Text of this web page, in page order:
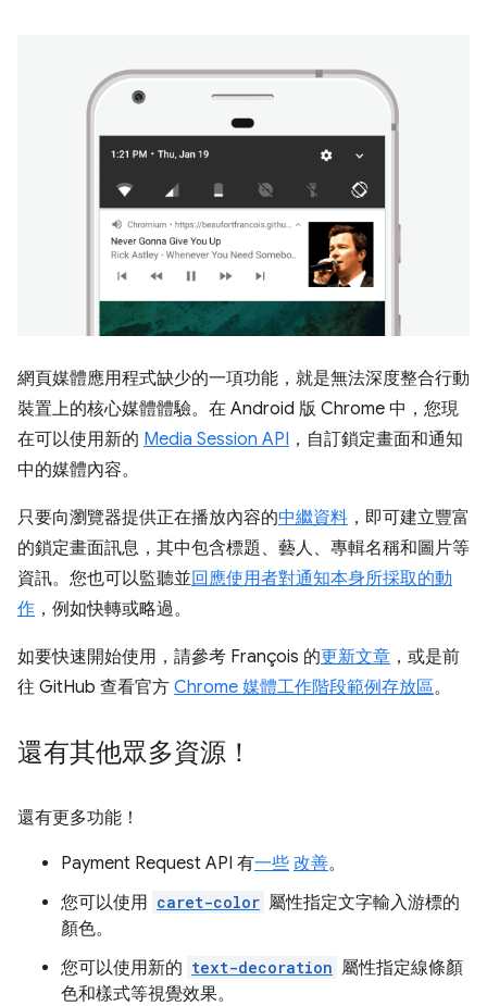
網頁媒體應用程式缺少的一項功能，就是無法深度整合行動
裝置上的核心媒體體驗。在 Android 版 Chrome 中，您現
在可以使用新的 Media Session API ，自訂鎖定畫面和通知
中的媒體內容。
只要向瀏覽器提供正在播放內容的中繼資料 ，即可建立豐富
的鎖定畫面訊息，其中包含標題、藝人、專輯名稱和圖片等
資訊。您也可以監聽並回應使用者對通知本身所採取的動
作 ，例如快轉或略過。
如要快速開始使用，請參考 François 的更新文章 ，或是前
往 GitHub 查看官方 Chrome 媒體工作階段範例存放區。
還有其他眾多資源！
還有更多功能！
Payment Request API 有一些 改善。
您可以使用 caret-color 屬性指定文字輸入游標的
顏色。
您可以使用新的 text-decoration 屬性指定線條顏
色和樣式等視覺效果。